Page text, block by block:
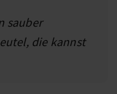
sauber
die kannst